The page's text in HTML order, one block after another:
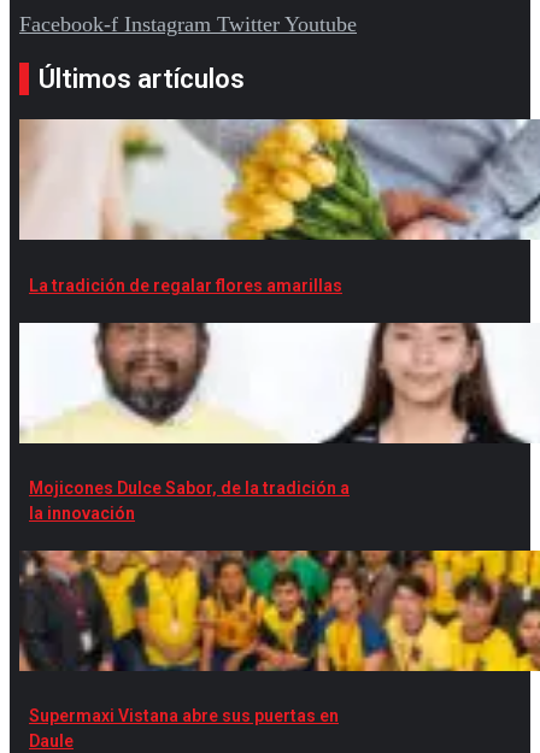
Facebook-f Instagram Twitter Youtube
Últimos artículos
La tradición de regalar flores amarillas
Mojicones Dulce Sabor, de la tradición a
la innovación
Supermaxi Vistana abre sus puertas en
Daule